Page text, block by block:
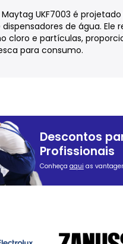
UKF7003 é
de água. Ele
cloro e partículas,
para consumo.
Descontos
Profissionais
Conheça aqui as